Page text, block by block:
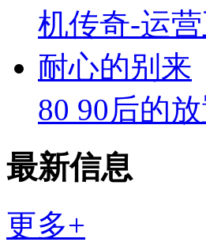
80 90后的
最新信息
更多+